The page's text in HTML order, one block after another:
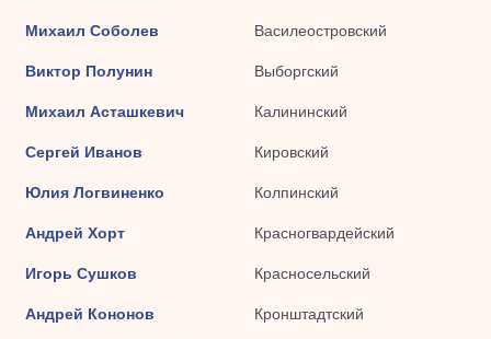
Михаил Соболев Василеостровский
Виктор Полунин Выборгский
Михаил Асташкевич Калининский
Сергей Иванов Кировский
Юлия Логвиненко Колпинский
Андрей Хорт Красногвардейский
Игорь Сушков Красносельский
Андрей Кононов Кронштадтский